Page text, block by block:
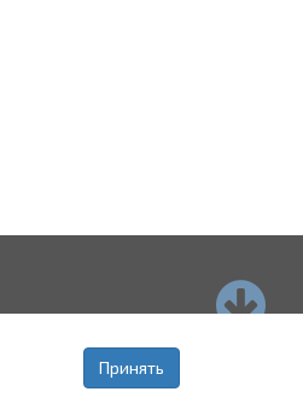
Ставрополь
Принять